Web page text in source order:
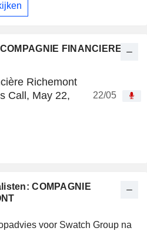
FINANCIERE
Richemont
Call, May 22,
22/05
COMPAGNIE
voor Swatch Group na